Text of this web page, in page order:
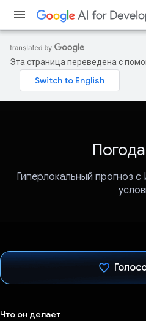
Эта страница переведена с
Гиперлокальный прогноз
Что он делает